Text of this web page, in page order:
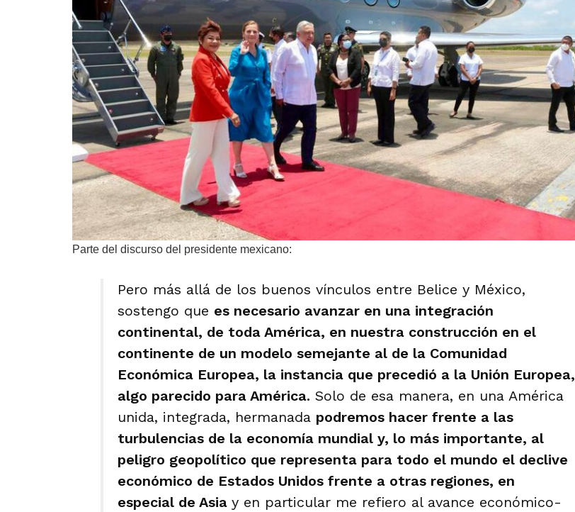
Parte del discurso del presidente mexicano:
Pero más allá de los buenos vínculos entre Belice y México,
sostengo que es necesario avanzar en una integración
continental, de toda América, en nuestra construcción en el
continente de un modelo semejante al de la Comunidad
Económica Europea, la instancia que precedió a la Unión Europea,
algo parecido para América. Solo de esa manera, en una América
unida, integrada, hermanada podremos hacer frente a las
turbulencias de la economía mundial y, lo más importante, al
peligro geopolítico que representa para todo el mundo el declive
económico de Estados Unidos frente a otras regiones, en
especial de Asia y en particular me refiero al avance económico-